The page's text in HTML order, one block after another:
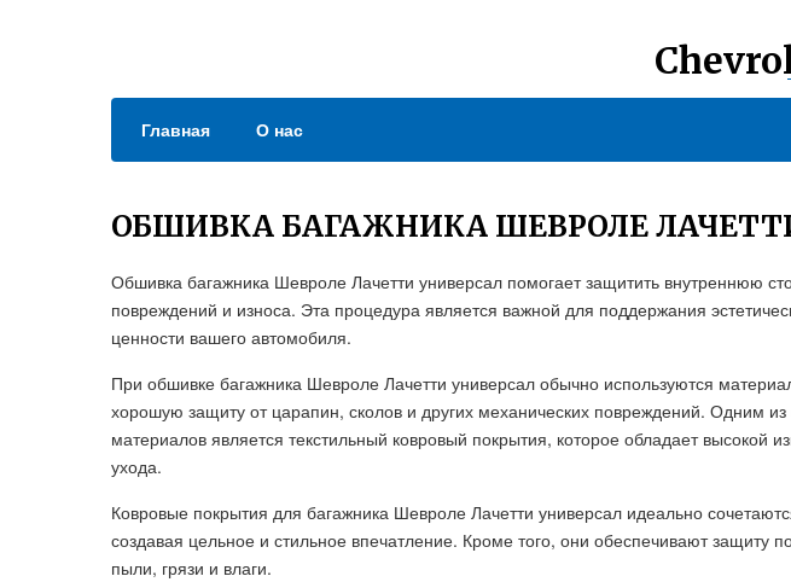
Главная О нас
ОБШИВКА БАГАЖНИКА ШЕВРОЛЕ
Обшивка багажника Шевроле Лачетти универсал помогает защитить внутреннюю
повреждений и износа. Эта процедура является важной для поддержания
ценности вашего автомобиля.
При обшивке багажника Шевроле Лачетти универсал обычно используются
хорошую защиту от царапин, сколов и других механических повреждений. Одним
материалов является текстильный ковровый покрытия, которое обладает высокой
ухода.
Ковровые покрытия для багажника Шевроле Лачетти универсал идеально
создавая цельное и стильное впечатление. Кроме того, они обеспечивают защиту
пыли, грязи и влаги.